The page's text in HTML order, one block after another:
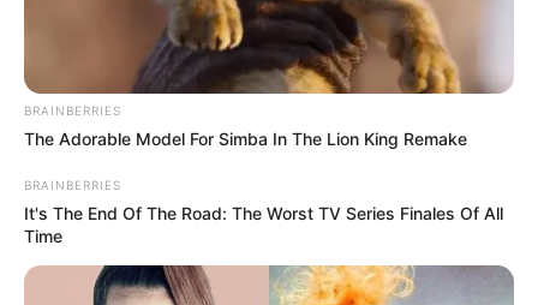
buchen
bestimmten Bedingungen für private und kommerzielle
Zwecke kostenlos benutzt werden. Weiteres siehe
BRAINBERRIES
The Adorable Model For Simba In The Lion King Remake
BRAINBERRIES
It's The End Of The Road: The Worst TV Series Finales Of All
Time